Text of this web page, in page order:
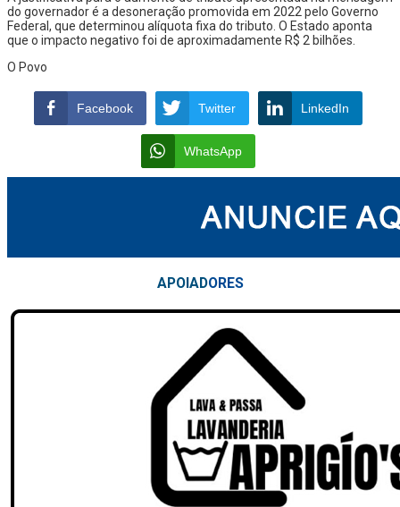
do governador é a desoneração promovida em 2022 pelo Governo
Federal, que determinou alíquota fixa do tributo. O Estado aponta
que o impacto negativo foi de aproximadamente R$ 2 bilhões.
O Povo
Facebook Twitter LinkedIn
WhatsApp
APOIADORES